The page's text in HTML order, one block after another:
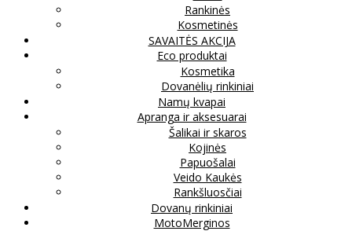
Rankinės
Kosmetinės
SAVAITĖS AKCIJA
Eco produktai
Kosmetika
Dovanėlių rinkiniai
Namų kvapai
Apranga ir aksesuarai
Šalikai ir skaros
Kojinės
Papuošalai
Veido Kaukės
Rankšluosčiai
Dovanų rinkiniai
MotoMerginos